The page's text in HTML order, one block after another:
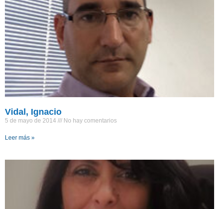
Vidal, Ignacio
5 de mayo de 2014 No hay comentarios
Leer más »